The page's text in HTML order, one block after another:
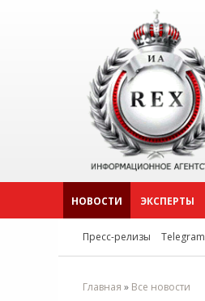
НОВОСТИ ЭКСПЕРТЫ
Пресс-релизы Telegram
Главная » Все новости